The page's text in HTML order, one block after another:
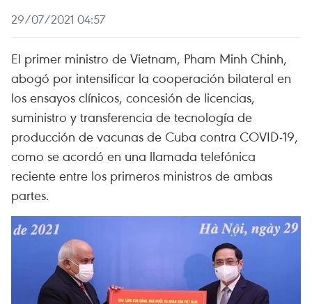
29/07/2021 04:57
El primer ministro de Vietnam, Pham Minh Chinh,
abogó por intensificar la cooperación bilateral en
los ensayos clínicos, concesión de licencias,
suministro y transferencia de tecnología de
producción de vacunas de Cuba contra COVID-19,
como se acordó en una llamada telefónica
reciente entre los primeros ministros de ambas
partes.